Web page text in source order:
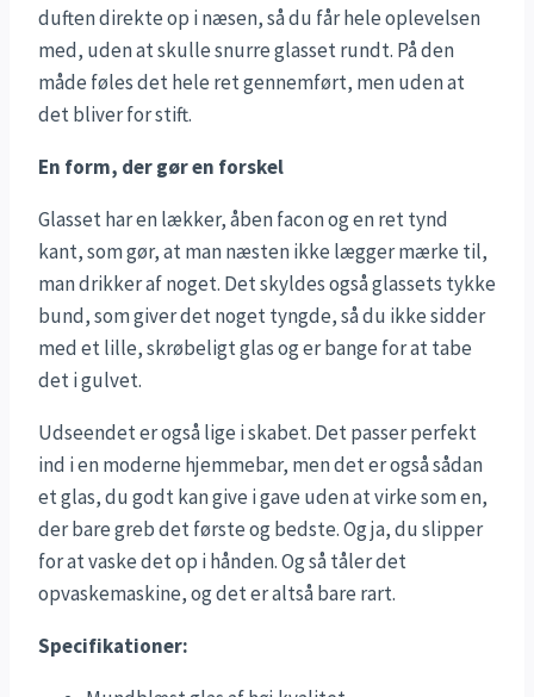
duften direkte op i næsen, så du får hele oplevelsen
med, uden at skulle snurre glasset rundt. På den
måde føles det hele ret gennemført, men uden at
det bliver for stift.
En form, der gør en forskel
Glasset har en lækker, åben facon og en ret tynd
kant, som gør, at man næsten ikke lægger mærke til,
man drikker af noget. Det skyldes også glassets tykke
bund, som giver det noget tyngde, så du ikke sidder
med et lille, skrøbeligt glas og er bange for at tabe
det i gulvet.
Udseendet er også lige i skabet. Det passer perfekt
ind i en moderne hjemmebar, men det er også sådan
et glas, du godt kan give i gave uden at virke som en,
der bare greb det første og bedste. Og ja, du slipper
for at vaske det op i hånden. Og så tåler det
opvaskemaskine, og det er altså bare rart.
Specifikationer: